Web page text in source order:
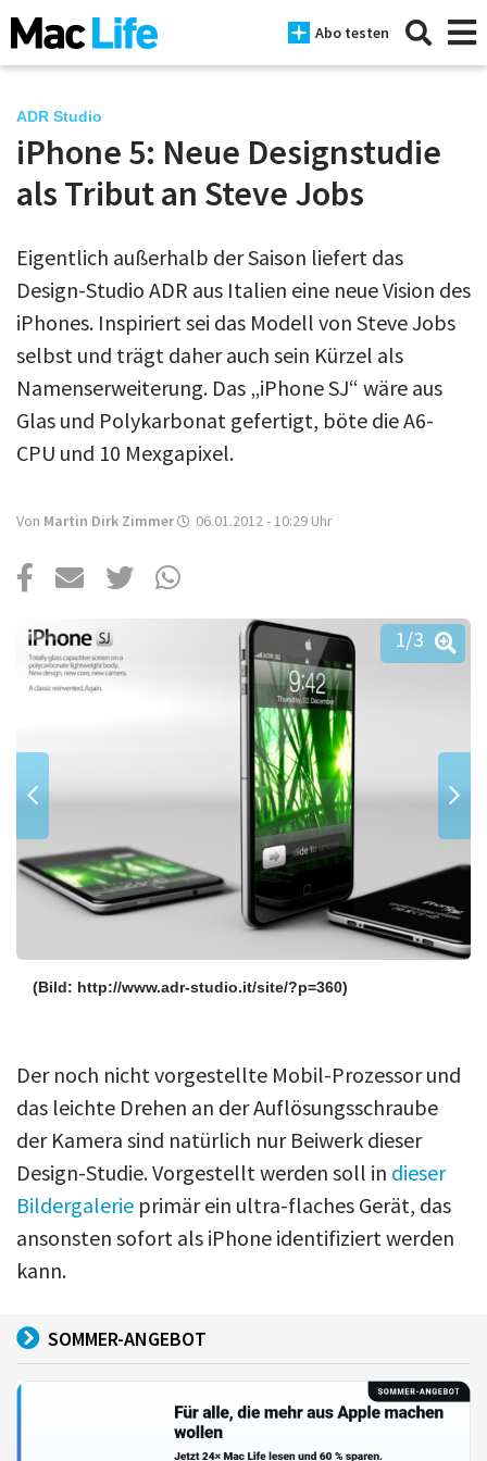
Abo testen
News
Mac
iPad
Tests
Tipps
Magazine
Podcast
Mac Life+
Anmelden
ADR Studio
iPhone 5: Neue Designstudie
als Tribut an Steve Jobs
Eigentlich außerhalb der Saison liefert das
Design-Studio ADR aus Italien eine neue Vision des
iPhones. Inspiriert sei das Modell von Steve Jobs
selbst und trägt daher auch sein Kürzel als
Namenserweiterung. Das „iPhone SJ“ wäre aus
Glas und Polykarbonat gefertigt, böte die A6-
CPU und 10 Mexgapixel.
Von Martin Dirk Zimmer 06.01.2012 - 10:29 Uhr
(Bild: http://www.adr-studio.it/site/?p=360)
1/3
Der noch nicht vorgestellte Mobil-Prozessor und
das leichte Drehen an der Auflösungsschraube
der Kamera sind natürlich nur Beiwerk dieser
Design-Studie. Vorgestellt werden soll in dieser
Bildergalerie primär ein ultra-flaches Gerät, das
ansonsten sofort als iPhone identifiziert werden
kann.
SOMMER-ANGEBOT